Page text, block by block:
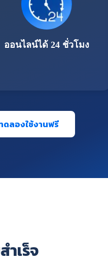
ออนไลน์ได้ 24 ชั่วโมง
ดลองใช้งานฟรี
ำเร็จ